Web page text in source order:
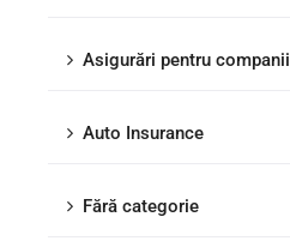
Asigurări pentru companii
Auto Insurance
Fără categorie